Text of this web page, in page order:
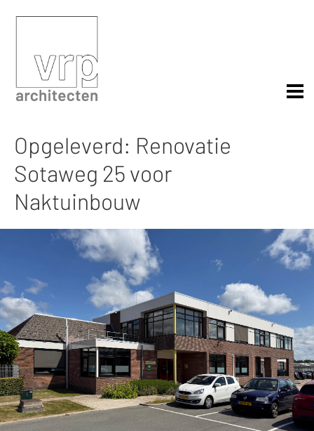
Opgeleverd: Renovatie
Sotaweg 25 voor
Naktuinbouw